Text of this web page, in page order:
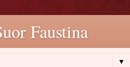
Faustina
▼